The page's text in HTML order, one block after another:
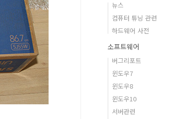
뉴스
컴퓨터 튜닝 관련
하드웨어 사전
소프트웨어
버그리포트
윈도우7
윈도우8
윈도우10
서버관련